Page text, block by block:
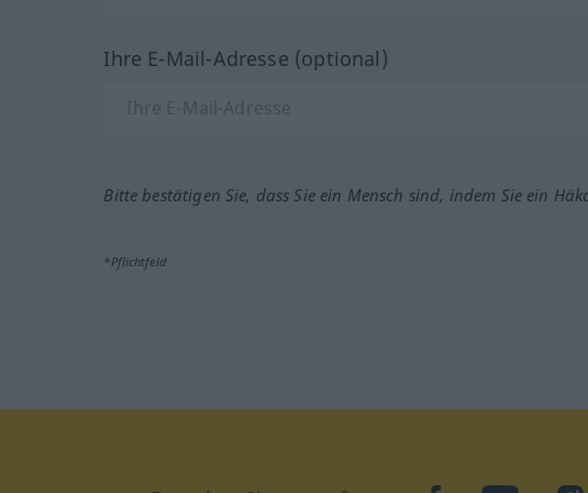
Ihre E-Mail-Adresse (optional)
Bitte bestätigen Sie, dass Sie ein Mensch sind, indem Sie ein
*Pflichtfeld